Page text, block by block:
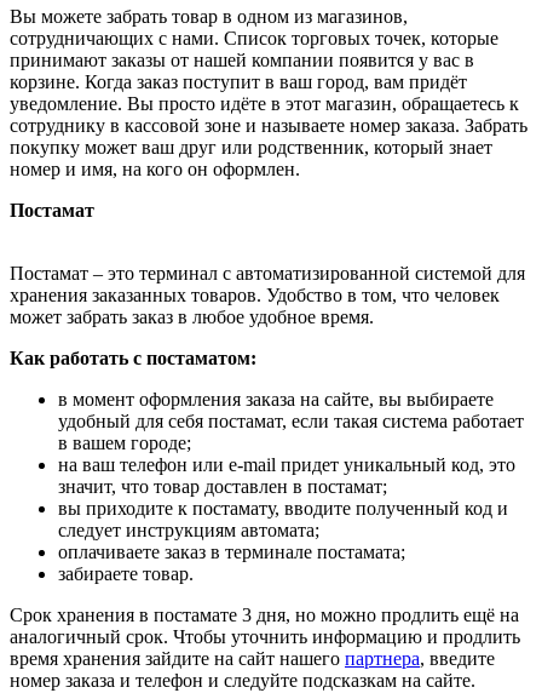
Вы можете забрать товар в одном из магазинов,
сотрудничающих с нами. Список торговых точек, которые
принимают заказы от нашей компании появится у вас в
корзине. Когда заказ поступит в ваш город, вам придёт
уведомление. Вы просто идёте в этот магазин, обращаетесь к
сотруднику в кассовой зоне и называете номер заказа. Забрать
покупку может ваш друг или родственник, который знает
номер и имя, на кого он оформлен.
Постамат
Постамат – это терминал с автоматизированной системой для
хранения заказанных товаров. Удобство в том, что человек
может забрать заказ в любое удобное время.
Как работать с постаматом:
в момент оформления заказа на сайте, вы выбираете
удобный для себя постамат, если такая система работает
в вашем городе;
на ваш телефон или e-mail придет уникальный код, это
значит, что товар доставлен в постамат;
вы приходите к постамату, вводите полученный код и
следует инструкциям автомата;
оплачиваете заказ в терминале постамата;
забираете товар.
Срок хранения в постамате 3 дня, но можно продлить ещё на
аналогичный срок. Чтобы уточнить информацию и продлить
время хранения зайдите на сайт нашего партнера, введите
номер заказа и телефон и следуйте подсказкам на сайте.